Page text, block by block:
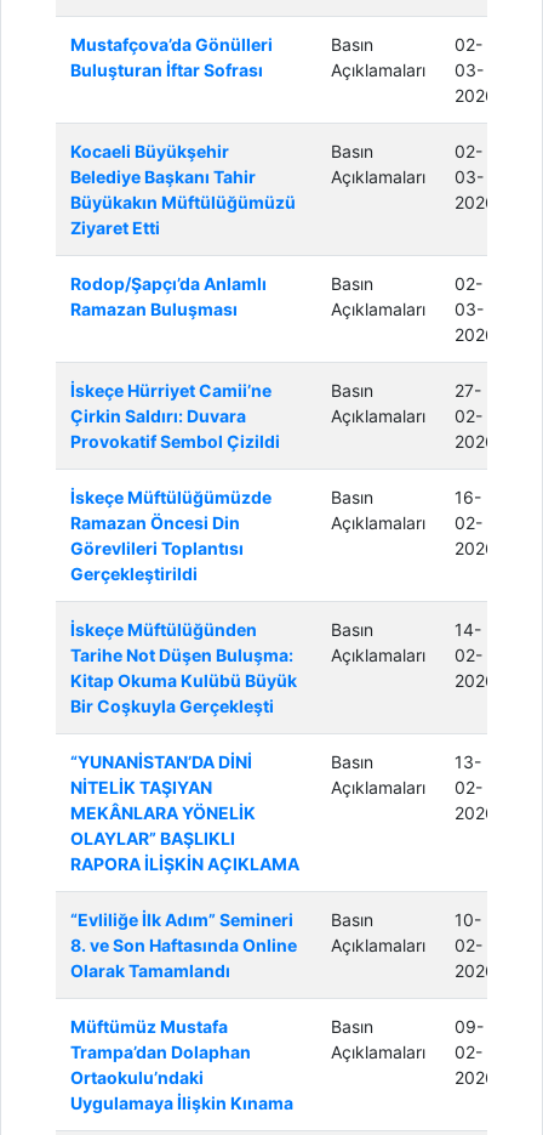
Mustafçova’da Gönülleri
Buluşturan İftar Sofrası
Basın
Açıklamaları
02-
03-
2026
Kocaeli Büyükşehir
Belediye Başkanı Tahir
Büyükakın Müftülüğümüzü
Ziyaret Etti
Basın
Açıklamaları
02-
03-
2026
Rodop/Şapçı’da Anlamlı
Ramazan Buluşması
Basın
Açıklamaları
02-
03-
2026
İskeçe Hürriyet Camii’ne
Çirkin Saldırı: Duvara
Provokatif Sembol Çizildi
Basın
Açıklamaları
27-
02-
2026
İskeçe Müftülüğümüzde
Ramazan Öncesi Din
Görevlileri Toplantısı
Gerçekleştirildi
Basın
Açıklamaları
16-
02-
2026
İskeçe Müftülüğünden
Tarihe Not Düşen Buluşma:
Kitap Okuma Kulübü Büyük
Bir Coşkuyla Gerçekleşti
Basın
Açıklamaları
14-
02-
2026
“YUNANİSTAN’DA DİNİ
NİTELİK TAŞIYAN
MEKÂNLARA YÖNELİK
OLAYLAR” BAŞLIKLI
RAPORA İLİŞKİN AÇIKLAMA
Basın
Açıklamaları
13-
02-
2026
“Evliliğe İlk Adım” Semineri
8. ve Son Haftasında Online
Olarak Tamamlandı
Basın
Açıklamaları
10-
02-
2026
Müftümüz Mustafa
Trampa’dan Dolaphan
Ortaokulu’ndaki
Uygulamaya İlişkin Kınama
Basın
Açıklamaları
09-
02-
2026